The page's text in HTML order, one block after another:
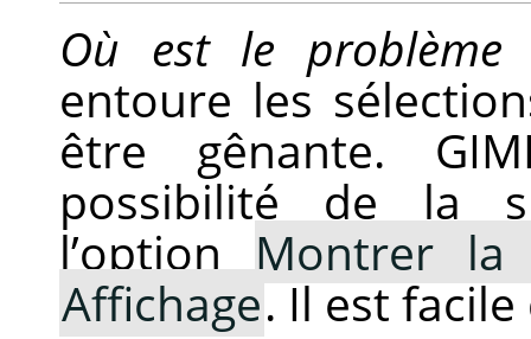
Où est le problème
entoure les
être gênante.
possibilité de la
l’option Montrer la
Affichage. Il est facile